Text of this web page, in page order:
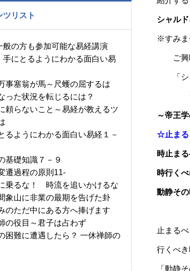
シャル
※すみま
ご興味
「シャ
～帝王
☆止ま
時止ま
時行く
動静そ
止まる
行くべ
「動静
ツリスト
の方も参加可能な易経講演
手にとるようにわかる面白い易
事塞翁が馬～尺蠖の屈するは
った状況を転じるには？
頼らないこと～易経が教えるツ
るようにわかる面白い易経１－
基礎知識７－９
遷過程の原則11-
乗るな！ 時流を追いかけるな
象山に非業の最期を告げた卦
のただ中にある方へ捧げます
の役目～君子は占わず
困難に遭遇したら？ 一休禅師の